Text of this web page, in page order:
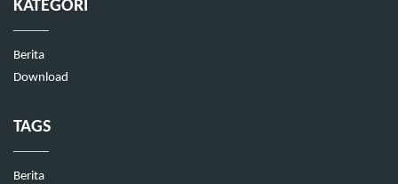
KATEGORI
Berita
Download
TAGS
Berita